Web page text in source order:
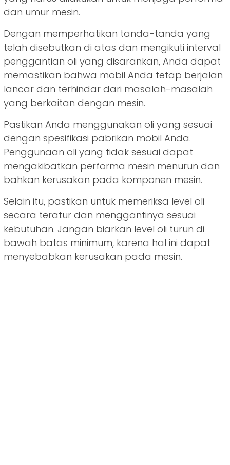
dan umur mesin.
Dengan memperhatikan tanda-tanda yang
telah disebutkan di atas dan mengikuti interval
penggantian oli yang disarankan, Anda dapat
memastikan bahwa mobil Anda tetap berjalan
lancar dan terhindar dari masalah-masalah
yang berkaitan dengan mesin.
Pastikan Anda menggunakan oli yang sesuai
dengan spesifikasi pabrikan mobil Anda.
Penggunaan oli yang tidak sesuai dapat
mengakibatkan performa mesin menurun dan
bahkan kerusakan pada komponen mesin.
Selain itu, pastikan untuk memeriksa level oli
secara teratur dan menggantinya sesuai
kebutuhan. Jangan biarkan level oli turun di
bawah batas minimum, karena hal ini dapat
menyebabkan kerusakan pada mesin.